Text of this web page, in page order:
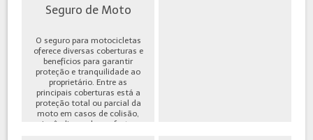
Seguro de Moto
O seguro para motocicletas
oferece diversas coberturas e
benefícios para garantir
proteção e tranquilidade ao
proprietário. Entre as
principais coberturas está a
proteção total ou parcial da
moto em casos de colisão,
incêndio, roubo ou furto,